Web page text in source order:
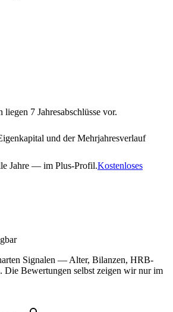
liegen 7 Jahresabschlüsse vor.
und der Mehrjahresverlauf
Jahre — im Plus-Profil.Kostenloses
Signalen — Alter, Bilanzen, HRB-
Die Bewertungen selbst zeigen wir nur im